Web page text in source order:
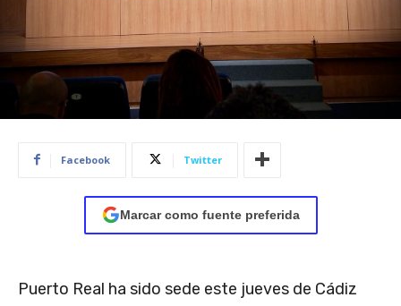
Facebook Twitter
Marcar como fuente preferida
Puerto Real ha sido sede este jueves de Cádiz